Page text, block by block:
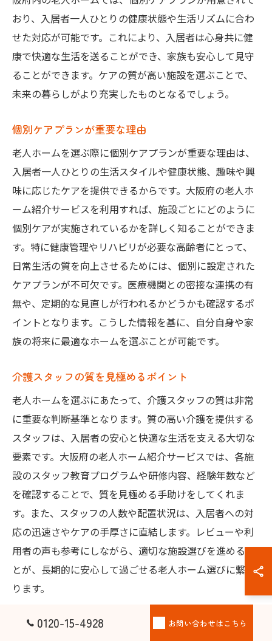
おり、入居者一人ひとりの健康状態や生活リズムに合わ
せた対応が可能です。これにより、入居者は心身共に健
康で快適な生活を送ることができ、家族も安心して見守
ることができます。ケアの質が高い施設を選ぶことで、
未来の暮らしがより充実したものとなるでしょう。
個別ケアプランが重要な理由
老人ホームを選ぶ際に個別ケアプランが重要な理由は、
入居者一人ひとりの生活スタイルや健康状態、趣味や興
味に応じたケアを提供できるからです。大阪府の老人ホ
ーム紹介サービスを利用すれば、施設ごとにどのように
個別ケアが実施されているかを詳しく知ることができま
す。特に健康管理やリハビリが必要な高齢者にとって、
日常生活の質を向上させるためには、個別に設定された
ケアプランが不可欠です。医療機関との密接な連携の有
無や、定期的な見直しが行われるかどうかも確認するポ
イントとなります。こうした情報を基に、自分自身や家
族の将来に最適なホームを選ぶことが可能です。
介護スタッフの質を見極めるポイント
老人ホームを選ぶにあたって、介護スタッフの質は非常
に重要な判断基準となります。質の高い介護を提供する
スタッフは、入居者の安心と快適な生活を支える大切な
要素です。大阪府の老人ホーム紹介サービスでは、各施
設のスタッフ教育プログラムや研修内容、経験年数など
を確認することで、質を見極める手助けをしてくれま
す。また、スタッフの人数や配置状況は、入居者への対
応の迅速さやケアの手厚さに直結します。レビューや利
用者の声も参考にしながら、適切な施設選びを進めるこ
とが、長期的に安心して過ごせる老人ホーム選びに繋が
ります。
認知症ケアに特化したホームの選び方
0120-15-4928 お問い合わせはこちら